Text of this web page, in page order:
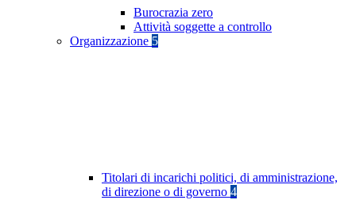
Burocrazia zero
Attività soggette a controllo
Organizzazione 5
Titolari di incarichi politici, di amministrazione,
di direzione o di governo 4